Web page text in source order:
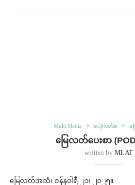
Multi Media ပေါ့ကတ်စ် မ
မြေလတ်ပေးစာ
written by MLAT
မြေလတ်အသံ၊ ဇန်နဝါရီ ၂၁၊ ၂၀၂၅။